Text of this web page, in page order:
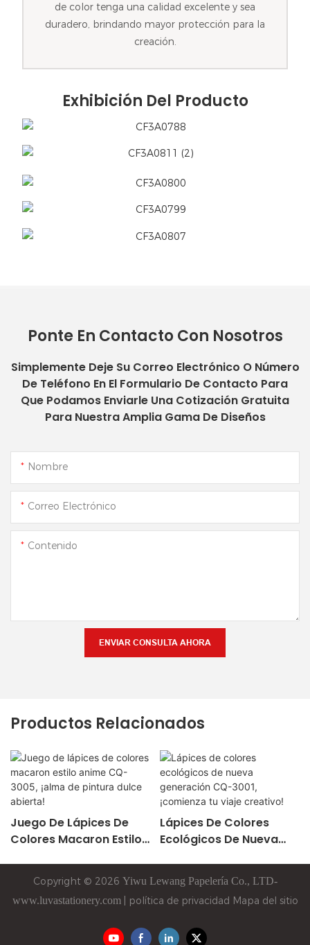
de color tenga una calidad excelente y sea
duradero, brindando mayor protección para la
creación.
Exhibición Del Producto
Ponte En Contacto Con Nosotros
Simplemente Deje Su Correo Electrónico O Número
De Teléfono En El Formulario De Contacto Para
Que Podamos Enviarle Una Cotización Gratuita
Para Nuestra Amplia Gama De Diseños
Nombre
Correo Electrónico
Contenido
ENVIAR CONSULTA AHORA
Productos Relacionados
Juego De Lápices De
Colores Macaron Estilo
Abierta!
Lápices De Colores
Ecológicos De Nueva
¡comienza Tu Viaje
Creativo!
Copyright © 2026 Yiwu Lewang Papelería Co., LTD-
www.luvastationery.com
política de privacidad Mapa del sitio